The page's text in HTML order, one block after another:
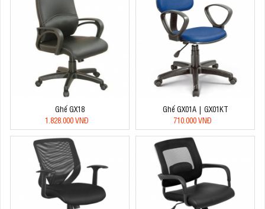
Ghế GX18
1.828.000 VNĐ
Ghế GX01A | GX01KT
710.000 VNĐ